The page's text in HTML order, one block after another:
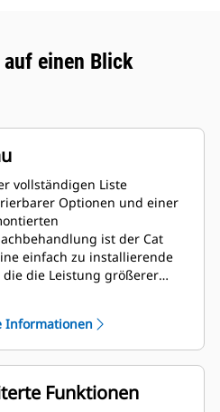
einen Blick
vollständigen Liste
Optionen und einer
ist der Cat
einfach zu installierende
die die Leistung größerer
Informationen
Funktionen